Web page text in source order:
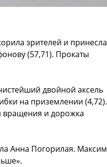
зрителей и принесла
(57,71). Прокаты
двойной аксель
на приземлении (4,72).
вращения и дорожка
Анна Погорилая. Максим